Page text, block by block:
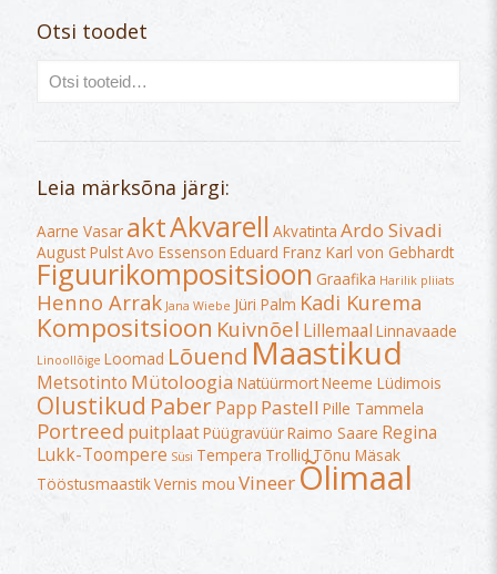
Otsi toodet
Leia märksõna järgi:
Aarne Vasar aktAkvarell Akvatinta Ardo Sivadi
August PulstAvo Essenson Eduard Franz Karl von Gebhardt
Figuurikompositsioon Graafika Harilik pliiats
Henno Arrak Jana Wiebe Jüri Palm Kadi Kurema
Kompositsioon Kuivnõel Lillemaal Linnavaade
Linoollõige Loomad Lõuend Maastikud
Metsotinto Mütoloogia NatüürmortNeeme Lüdimois
Olustikud PaberPapp Pastell Pille Tammela
Portreed puitplaatPüügravüürRaimo Saare Regina
Lukk-Toompere Süsi Tempera Trollid Tõnu Mäsak
TööstusmaastikVernis mou Vineer Õlimaal